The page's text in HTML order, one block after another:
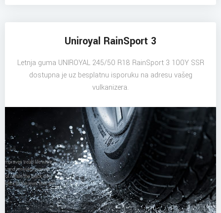
Uniroyal RainSport 3
Letnja guma UNIROYAL 245/50 R18 RainSport 3 100Y SSR
dostupna je uz besplatnu isporuku na adresu vašeg
vulkanizera.